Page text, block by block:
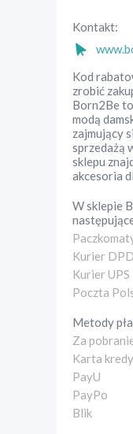
Kontakt:
Kod
zrobić
Born2Be
modą
zajmujący
sprzedażą
sklepu
akcesoria
W sklepie
Kurier DPD
Kurier UPS
Poczta
Metody
Za
Karta
PayU
PayPo
Blik